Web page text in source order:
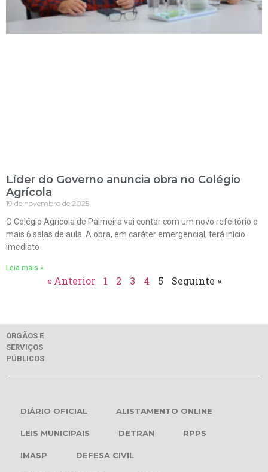
Líder do Governo anuncia obra no Colégio
Agrícola
19 de novembro de 2025
O Colégio Agrícola de Palmeira vai contar com um novo refeitório e
mais 6 salas de aula. A obra, em caráter emergencial, terá início
imediato
Leia mais »
« Anterior 1 2 3 4 5 Seguinte »
ÓRGÃOS E
SERVIÇOS
PÚBLICOS
DIÁRIO OFICIAL ALISTAMENTO ONLINE
LEIS MUNICIPAIS DETRAN RPPS
IMASP DEFESA CIVIL